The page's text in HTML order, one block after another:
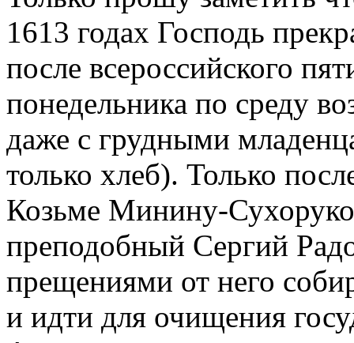
1613 годах Господь
после всероссийского
понедельника по среду
даже с грудными
только хлеб). Только
Козьме Минину-
преподобный Сергий
прещениями от него
и идти для очищения